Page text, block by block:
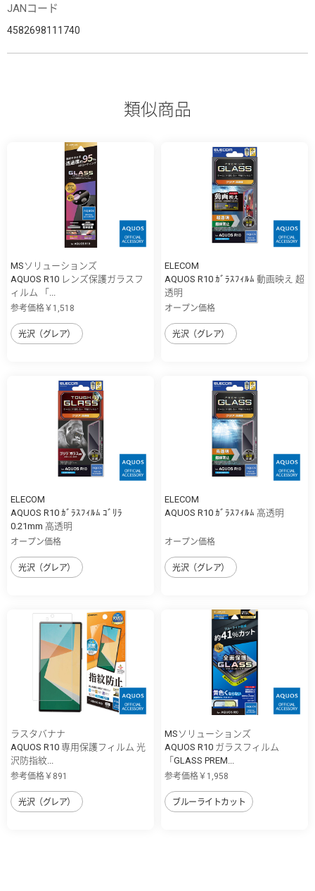
JANコード
4582698111740
類似商品
MSソリューションズ
AQUOS R10 レンズ保護ガラスフ
ィルム 「...
参考価格￥1,518
光沢（グレア）
ELECOM
AQUOS R10 ｶﾞﾗｽﾌｨﾙﾑ 動画映え 超
透明
オープン価格
光沢（グレア）
ELECOM
AQUOS R10 ｶﾞﾗｽﾌｨﾙﾑ ｺﾞﾘﾗ
0.21mm 高透明
オープン価格
光沢（グレア）
ELECOM
AQUOS R10 ｶﾞﾗｽﾌｨﾙﾑ 高透明
オープン価格
光沢（グレア）
ラスタバナナ
AQUOS R10 専用保護フィルム 光
沢防指紋...
参考価格￥891
光沢（グレア）
MSソリューションズ
AQUOS R10 ガラスフィルム
「GLASS PREM...
参考価格￥1,958
ブルーライトカット